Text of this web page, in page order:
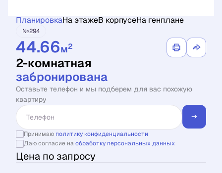
ПланировкаНа этажеВ корпусеНа генплане
№294
44.66м2
2-комнатная
забронирована
Оставьте телефон и мы подберем для вас похожую
квартиру
Принимаю политику конфиденциальности
Даю согласие наобработку персональных данных
Цена по запросу